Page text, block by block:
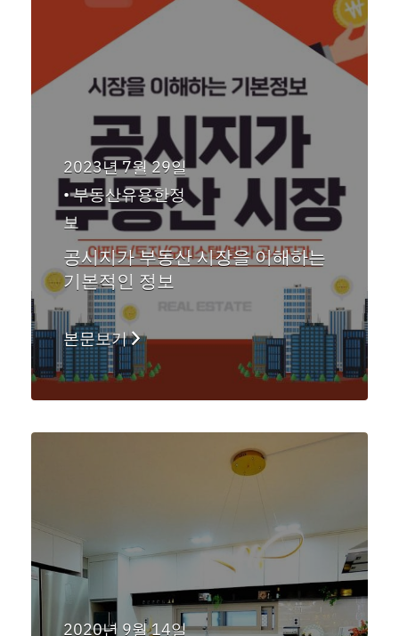
2023년 7월 29일
•부동산유용한정
보
공시지가 부동산 시장을 이해하는
기본적인 정보
본문보기
2020년 9월 14일